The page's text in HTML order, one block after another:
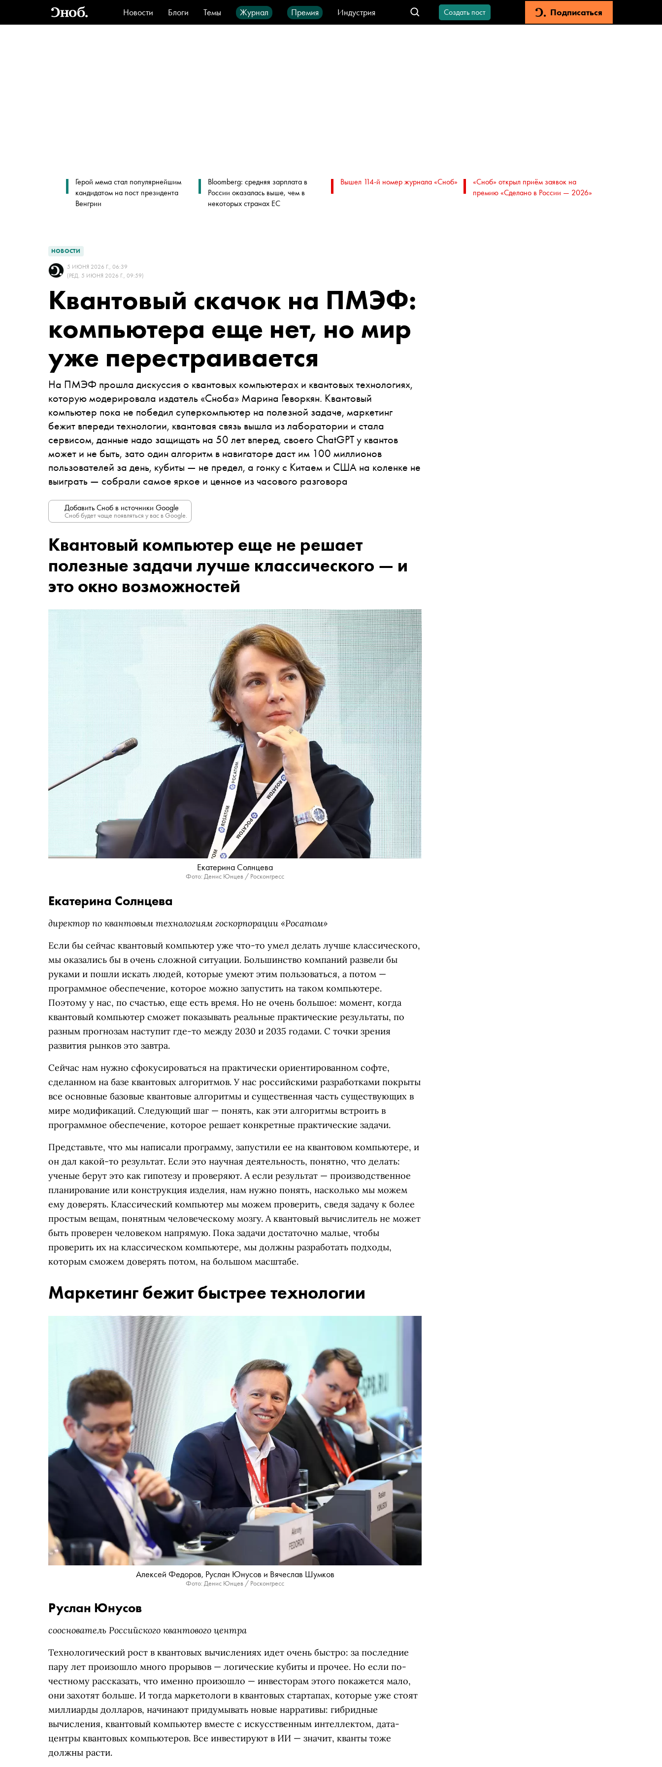
Новости Блоги Темы Журнал Премия
Индустрия
Стиль
Видео Город IT-продукты
Создать пост Подписаться
Герой мема стал популярнейшим
кандидатом на пост президента
Венгрии
Bloomberg: средняя зарплата в
России оказалась выше, чем в
некоторых странах ЕС
Вышел 114-й номер журнала «Сноб»
«Сноб» открыл приём заявок на
премию «Сделано в России — 2026»
НОВОСТИ
5 ИЮНЯ 2026 Г., 06:39
(РЕД. 5 ИЮНЯ 2026 Г., 09:59)
Квантовый скачок на ПМЭФ:
компьютера еще нет, но мир
уже перестраивается
На ПМЭФ прошла дискуссия о квантовых компьютерах и квантовых технологиях,
которую модерировала издатель «Сноба» Марина Геворкян. Квантовый
компьютер пока не победил суперкомпьютер на полезной задаче, маркетинг
бежит впереди технологии, квантовая связь вышла из лаборатории и стала
сервисом, данные надо защищать на 50 лет вперед, своего ChatGPT у квантов
может и не быть, зато один алгоритм в навигаторе даст им 100 миллионов
пользователей за день, кубиты — не предел, а гонку с Китаем и США на коленке не
выиграть — собрали самое яркое и ценное из часового разговора
Добавить Сноб в источники Google
Сноб будет чаще появляться у вас в Google.
Квантовый компьютер еще не решает
полезные задачи лучше классического — и
это окно возможностей
Екатерина Солнцева
Фото: Денис Юнцев / Росконгресс
Екатерина Солнцева
директор по квантовым технологиям госкорпорации «Росатом»
Если бы сейчас квантовый компьютер уже что-то умел делать лучше классического,
мы оказались бы в очень сложной ситуации. Большинство компаний развели бы
руками и пошли искать людей, которые умеют этим пользоваться, а потом —
программное обеспечение, которое можно запустить на таком компьютере.
Поэтому у нас, по счастью, еще есть время. Но не очень большое: момент, когда
квантовый компьютер сможет показывать реальные практические результаты, по
разным прогнозам наступит где-то между 2030 и 2035 годами. С точки зрения
развития рынков это завтра.
Сейчас нам нужно сфокусироваться на практически ориентированном софте,
сделанном на базе квантовых алгоритмов. У нас российскими разработками покрыты
все основные базовые квантовые алгоритмы и существенная часть существующих в
мире модификаций. Следующий шаг — понять, как эти алгоритмы встроить в
программное обеспечение, которое решает конкретные практические задачи.
Представьте, что мы написали программу, запустили ее на квантовом компьютере, и
он дал какой-то результат. Если это научная деятельность, понятно, что делать:
ученые берут это как гипотезу и проверяют. А если результат — производственное
планирование или конструкция изделия, нам нужно понять, насколько мы можем
ему доверять. Классический компьютер мы можем проверить, сведя задачу к более
простым вещам, понятным человеческому мозгу. А квантовый вычислитель не может
быть проверен человеком напрямую. Пока задачи достаточно малые, чтобы
проверить их на классическом компьютере, мы должны разработать подходы,
которым сможем доверять потом, на большом масштабе.
Маркетинг бежит быстрее технологии
Алексей Федоров, Руслан Юнусов и Вячеслав Шумков
Фото: Денис Юнцев / Росконгресс
Руслан Юнусов
сооснователь Российского квантового центра
Технологический рост в квантовых вычислениях идет очень быстро: за последние
пару лет произошло много прорывов — логические кубиты и прочее. Но если по-
честному рассказать, что именно произошло — инвесторам этого покажется мало,
они захотят больше. И тогда маркетологи в квантовых стартапах, которые уже стоят
миллиарды долларов, начинают придумывать новые нарративы: гибридные
вычисления, квантовый компьютер вместе с искусственным интеллектом, дата-
центры квантовых компьютеров. Все инвестируют в ИИ — значит, кванты тоже
должны расти.